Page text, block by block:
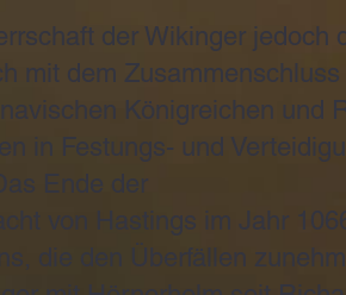
der Wikinger jedoch
mit dem
Königreichen und
in Festungs- und
Ende der
von Hastings im Jahr
die den Überfällen